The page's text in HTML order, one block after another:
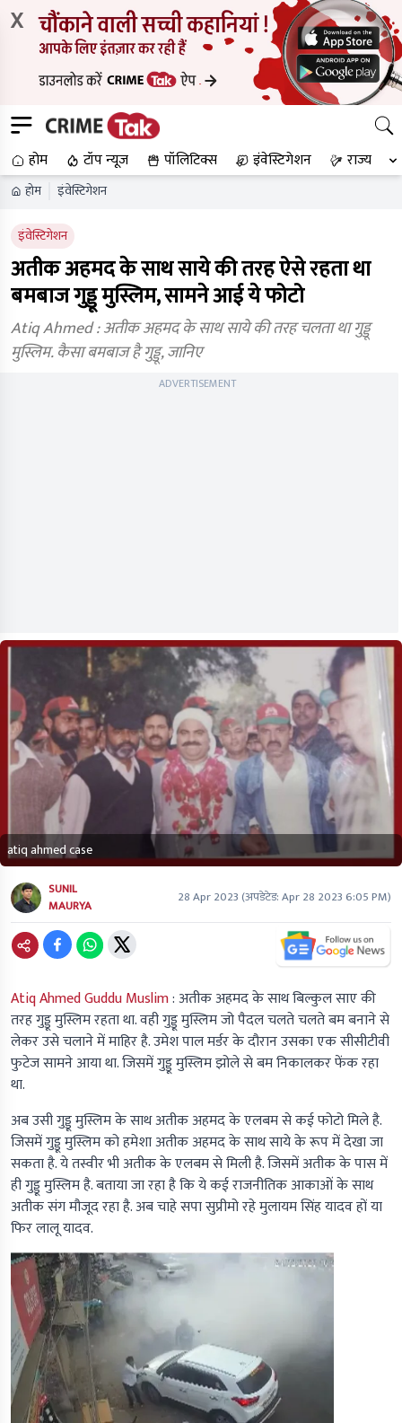
X
होम टॉप न्यूज पॉलिटिक्स इंवेस्टिगेशन राज्य
होम इंवेस्टिगेशन
इंवेस्टिगेशन
अतीक अहमद के साथ साये की तरह ऐसे रहता था
बमबाज गुड्डू मुस्लिम, सामने आई ये फोटो
Atiq Ahmed : अतीक अहमद के साथ साये की तरह चलता था गुड्डू
मुस्लिम. कैसा बमबाज है गुड्डू, जानिए
ADVERTISEMENT
atiq ahmed case
SUNIL
MAURYA
28 Apr 2023(अपडेटेड:Apr 28 2023 6:05 PM)
Atiq Ahmed Guddu Muslim:अतीक अहमद के साथ बिल्कुल साए की
तरह गुड्डू मुस्लिम रहता था. वही गुड्डू मुस्लिम जो पैदल चलते चलते बम बनाने से
लेकर उसे चलाने में माहिर है. उमेश पाल मर्डर के दौरान उसका एक सीसीटीवी
फुटेज सामने आया था. जिसमें गुड्डू मुस्लिम झोले से बम निकालकर फेंक रहा
था.
अब उसी गुड्डू मुस्लिम के साथ अतीक अहमद के एलबम से कई फोटो मिले है.
जिसमें गुड्डू मुस्लिम को हमेशा अतीक अहमद के साथ साये के रूप में देखा जा
सकता है. ये तस्वीर भी अतीक के एलबम से मिली है. जिसमें अतीक के पास में
ही गुड्डू मुस्लिम है. बताया जा रहा है कि ये कई राजनीतिक आकाओं के साथ
अतीक संग मौजूद रहा है. अब चाहे सपा सुप्रीमो रहे मुलायम सिंह यादव हों या
फिर लालू यादव.